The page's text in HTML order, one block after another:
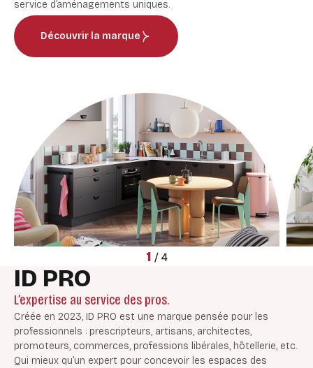
service d’aménagements uniques.
Découvrir la marque
1 / 4
ID PRO
L’expertise au service des pros.
Créée en 2023, ID PRO est une marque pensée pour les
professionnels : prescripteurs, artisans, architectes,
promoteurs, commerces, professions libérales, hôtellerie, etc.
Qui mieux qu’un expert pour concevoir les espaces des